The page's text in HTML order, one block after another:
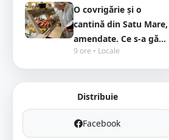
O covrigărie și o
cantină din Satu Mare,
amendate. Ce s-a gă...
9 ore • Locale
Distribuie
Facebook